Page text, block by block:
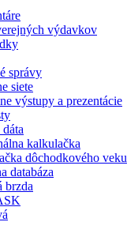
výdavkov
správy
siete
výstupy a prezentácie
kalkulačka
dôchodkového veku
databáza
brzda